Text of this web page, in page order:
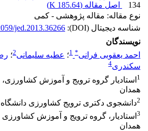
134
اصل مقاله (185.64 K
)
نوع مقاله: مقاله پژوهشی - کمی
شناسه دیجیتال (DOI):
jed.2013.36266
نویسندگان
احمد یعقوبی فرانی*
1؛ عطیه سلیمانی2؛
سکندری4
1 استادیار گروه ترویج و آموزش کشاورزی،
همدان
2دانشجوی دکتری ترویج کشاورزی
3 استادیار، گروه ترویج و آموزش کشاورزی
همدان